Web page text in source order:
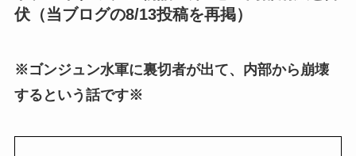
伏（当ブログの8/13投稿を再掲）
※ゴンジュン水軍に裏切者が出て、内部から崩壊
するという話です※